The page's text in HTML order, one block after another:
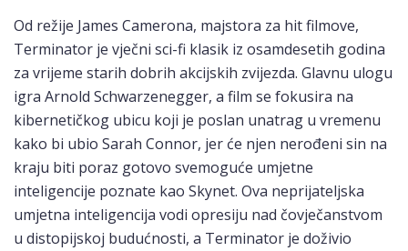
Od režije James Camerona, majstora za hit filmove,
Terminator je vječni sci-fi klasik iz osamdesetih godina
za vrijeme starih dobrih akcijskih zvijezda. Glavnu ulogu
igra Arnold Schwarzenegger, a film se fokusira na
kibernetičkog ubicu koji je poslan unatrag u vremenu
kako bi ubio Sarah Connor, jer će njen nerođeni sin na
kraju biti poraz gotovo svemoguće umjetne
inteligencije poznate kao Skynet. Ova neprijateljska
umjetna inteligencija vodi opresiju nad čovječanstvom
u distopijskoj budućnosti, a Terminator je doživio